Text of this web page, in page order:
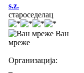
s.z.
староседелац
Ван
мреже
Организација: